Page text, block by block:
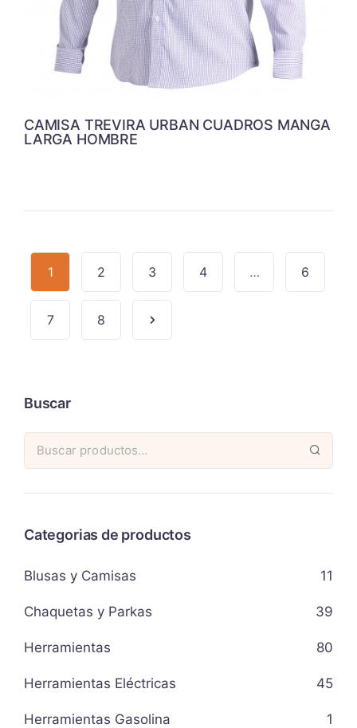
CAMISA TREVIRA URBAN CUADROS MANGA
LARGA HOMBRE
1 2 3 4 … 6
7 8
Buscar
Categorias de productos
Blusas y Camisas 11
Chaquetas y Parkas 39
Herramientas 80
Herramientas Eléctricas 45
Herramientas Gasolina 1